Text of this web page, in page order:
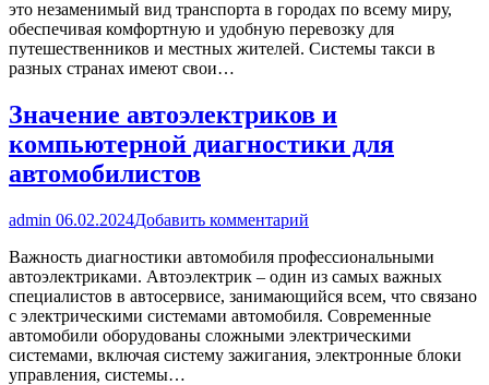
это незаменимый вид транспорта в городах по всему миру,
обеспечивая комфортную и удобную перевозку для
путешественников и местных жителей. Системы такси в
разных странах имеют свои…
Значение автоэлектриков и
компьютерной диагностики для
автомобилистов
admin 06.02.2024Добавить комментарий
Важность диагностики автомобиля профессиональными
автоэлектриками. Автоэлектрик – один из самых важных
специалистов в автосервисе, занимающийся всем, что связано
с электрическими системами автомобиля. Современные
автомобили оборудованы сложными электрическими
системами, включая систему зажигания, электронные блоки
управления, системы…